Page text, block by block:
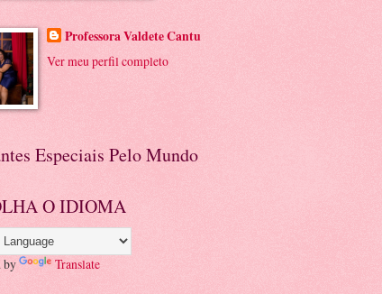
Professora Valdete Cantu
Ver meu perfil completo
Especiais Pelo Mundo
O IDIOMA
by Translate